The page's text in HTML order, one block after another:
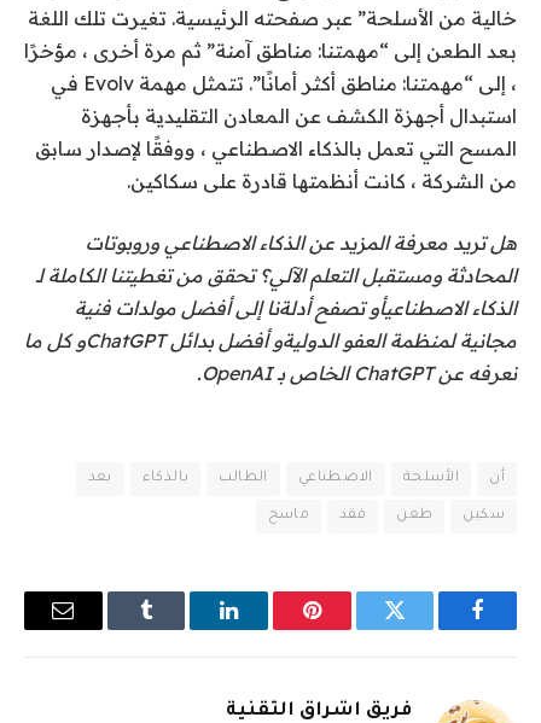
خالية من الأسلحة” عبر صفحته الرئيسية. تغيرت تلك اللغة
بعد الطعن إلى “مهمتنا: مناطق آمنة” ثم مرة أخرى ، مؤخرًا
، إلى “مهمتنا: مناطق أكثر أمانًا”. تتمثل مهمة Evolv في
استبدال أجهزة الكشف عن المعادن التقليدية بأجهزة
المسح التي تعمل بالذكاء الاصطناعي ، ووفقًا لإصدار سابق
من الشركة ، كانت أنظمتها قادرة على سكاكين.
هل تريد معرفة المزيد عن الذكاء الاصطناعي وروبوتات
المحادثة ومستقبل التعلم الآلي؟ تحقق من تغطيتنا الكاملة لـ
الذكاء الاصطناعيأو تصفح أدلةنا إلىأفضل مولدات فنية
مجانية لمنظمة العفو الدوليةوأفضل بدائل ChatGPT وكل ما
نعرفه عن ChatGPT الخاص بـ OpenAI
.
أن الأسلحة الاصطناعي الطالب بالذكاء بعد
سكين طعن فقد ماسح
فيسبوك تويتر بينتيريستلينكدإن Tumblr
البريد
فريق اشراق التقنية